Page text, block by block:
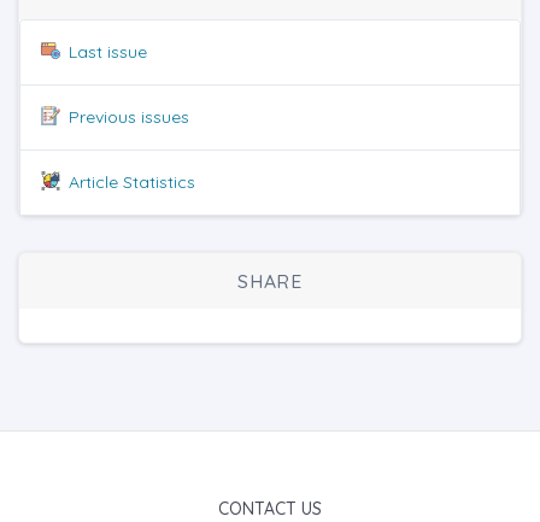
Last issue
Previous issues
Article Statistics
SHARE
CONTACT US